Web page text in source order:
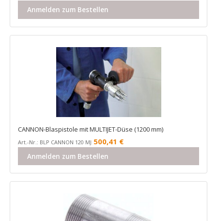
Anmelden zum Bestellen
CANNON-Blaspistole mit MULTIJET-Düse (1200 mm)
Art.-Nr.: BLP CANNON 120 MJ 500,41 €
Anmelden zum Bestellen